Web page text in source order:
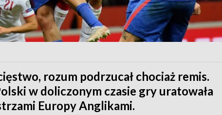
rozum podrzucał chociaż remis.
w doliczonym czasie gry uratowała
Europy Anglikami.